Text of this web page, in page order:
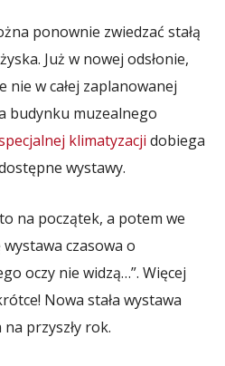
ponownie zwiedzać stałą
Już w nowej odsłonie,
nie w całej zaplanowanej
budynku muzealnego
klimatyzacji dobiega
wystawy.
na początek, a potem we
czasowa o
oczy nie widzą…”. Więcej
Nowa stała wystawa
przyszły rok.